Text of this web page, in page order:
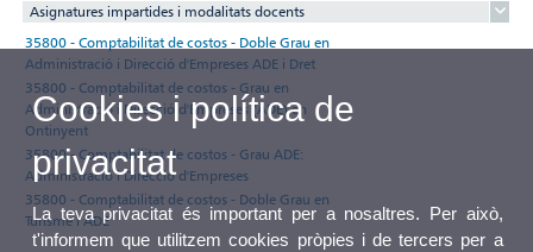
Asignatures impartides i modalitats docents
35800 - Comptabilitat de costos - Doble Grau en
Administració i Direcció d'Empreses ADE i Dret
35800 - Comptabilitat de costos - Grau en
Administració i Direcció d'Empreses (ADE) en
Ontinyent
35800 - Comptabilitat de costos - Grau ADE:
Administració i Direcció d'Empreses
35800 - Comptabilitat de costos - Doble Grau en
Turisme i ADE
Cookies i política de
privacitat
La teva privacitat és important per a nosaltres. Per això,
t'informem que utilitzem cookies pròpies i de tercers per a